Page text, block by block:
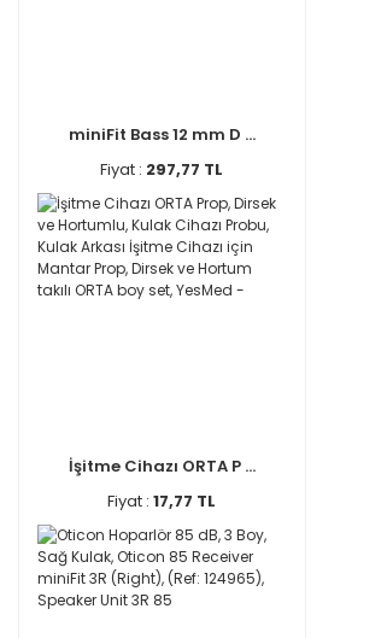
miniFit Bass 12 mm D ...
Fiyat : 297,77 TL
İşitme Cihazı ORTA P ...
Fiyat :17,77 TL